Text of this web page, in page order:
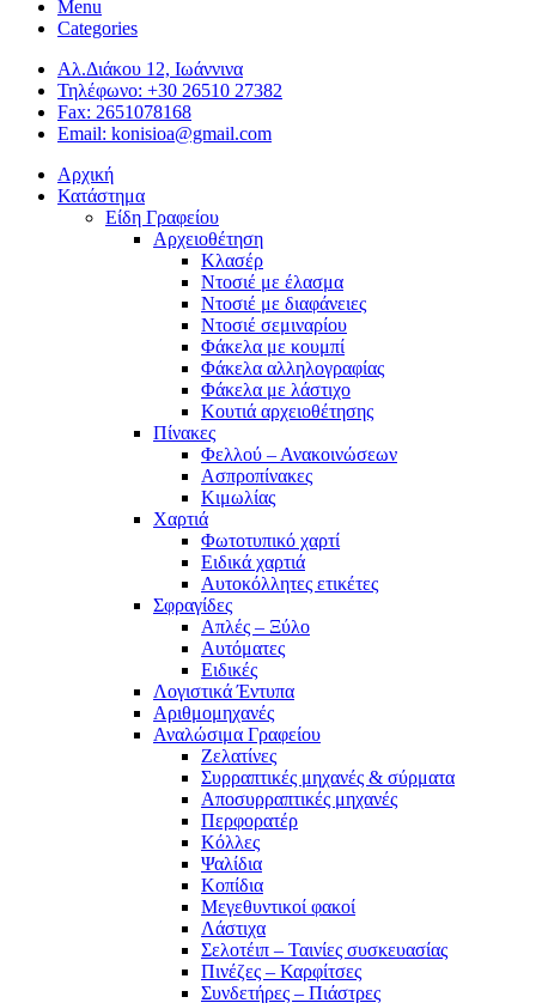
Menu
Categories
Αλ.Διάκου 12, Ιωάννινα
Τηλέφωνο: +30 26510 27382
Fax: 2651078168
Email: konisioa@gmail.com
Αρχική
Κατάστημα
Είδη Γραφείου
Αρχειοθέτηση
Κλασέρ
Ντοσιέ με έλασμα
Ντοσιέ με διαφάνειες
Ντοσιέ σεμιναρίου
Φάκελα με κουμπί
Φάκελα αλληλογραφίας
Φάκελα με λάστιχο
Κουτιά αρχειοθέτησης
Πίνακες
Φελλού – Ανακοινώσεων
Ασπροπίνακες
Κιμωλίας
Χαρτιά
Φωτοτυπικό χαρτί
Ειδικά χαρτιά
Αυτοκόλλητες ετικέτες
Σφραγίδες
Απλές – Ξύλο
Αυτόματες
Ειδικές
Λογιστικά Έντυπα
Αριθμομηχανές
Αναλώσιμα Γραφείου
Ζελατίνες
Συρραπτικές μηχανές & σύρματα
Αποσυρραπτικές μηχανές
Περφορατέρ
Κόλλες
Ψαλίδια
Κοπίδια
Μεγεθυντικοί φακοί
Λάστιχα
Σελοτέιπ – Ταινίες συσκευασίας
Πινέζες – Καρφίτσες
Συνδετήρες – Πιάστρες